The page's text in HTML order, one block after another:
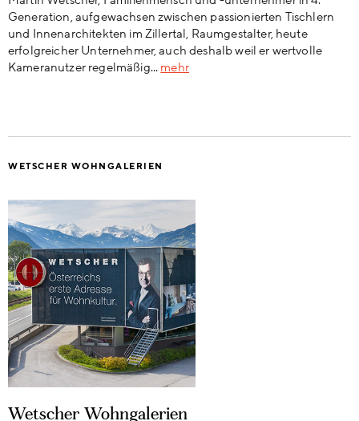
Generation, aufgewachsen zwischen passionierten Tischlern
und Innenarchitekten im Zillertal, Raumgestalter, heute
erfolgreicher Unternehmer, auch deshalb weil er wertvolle
Kameranutzer regelmäßig... mehr
WETSCHER WOHNGALERIEN
Wetscher Wohngalerien